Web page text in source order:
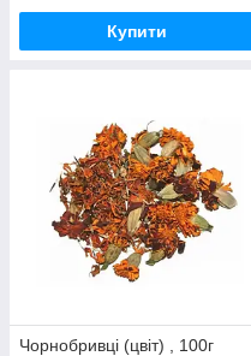
Купити
Чорнобривці (цвіт) , 100г